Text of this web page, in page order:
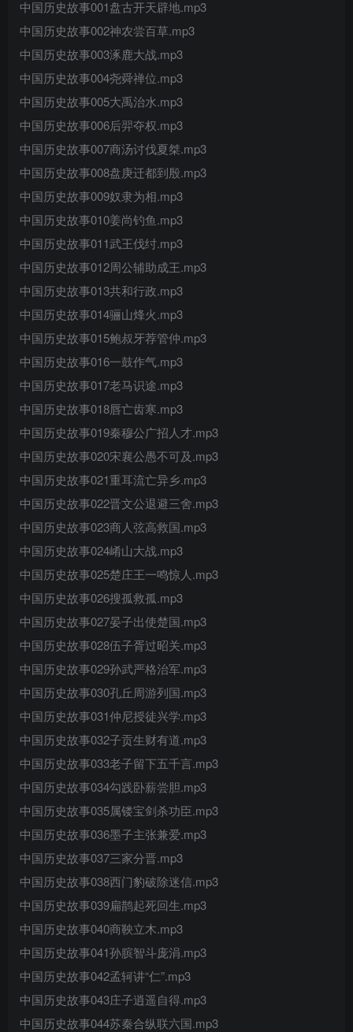
中国历史故事001盘古开天辟地.mp3
中国历史故事002神农尝百草.mp3
中国历史故事003涿鹿大战.mp3
中国历史故事004尧舜禅位.mp3
中国历史故事005大禹治水.mp3
中国历史故事006后羿夺权.mp3
中国历史故事007商汤讨伐夏桀.mp3
中国历史故事008盘庚迁都到殷.mp3
中国历史故事009奴隶为相.mp3
中国历史故事010姜尚钓鱼.mp3
中国历史故事011武王伐纣.mp3
中国历史故事012周公辅助成王.mp3
中国历史故事013共和行政.mp3
中国历史故事014骊山烽火.mp3
中国历史故事015鲍叔牙荐管仲.mp3
中国历史故事016一鼓作气.mp3
中国历史故事017老马识途.mp3
中国历史故事018唇亡齿寒.mp3
中国历史故事019秦穆公广招人才.mp3
中国历史故事020宋襄公愚不可及.mp3
中国历史故事021重耳流亡异乡.mp3
中国历史故事022晋文公退避三舍.mp3
中国历史故事023商人弦高救国.mp3
中国历史故事024崤山大战.mp3
中国历史故事025楚庄王一鸣惊人.mp3
中国历史故事026搜孤救孤.mp3
中国历史故事027晏子出使楚国.mp3
中国历史故事028伍子胥过昭关.mp3
中国历史故事029孙武严格治军.mp3
中国历史故事030孔丘周游列国.mp3
中国历史故事031仲尼授徒兴学.mp3
中国历史故事032子贡生财有道.mp3
中国历史故事033老子留下五千言.mp3
中国历史故事034勾践卧薪尝胆.mp3
中国历史故事035属镂宝剑杀功臣.mp3
中国历史故事036墨子主张兼爱.mp3
中国历史故事037三家分晋.mp3
中国历史故事038西门豹破除迷信.mp3
中国历史故事039扁鹊起死回生.mp3
中国历史故事040商鞅立木.mp3
中国历史故事041孙膑智斗庞涓.mp3
中国历史故事042孟轲讲“仁”.mp3
中国历史故事043庄子逍遥自得.mp3
中国历史故事044苏秦合纵联六国.mp3